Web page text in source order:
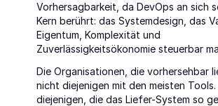
Vorhersagbarkeit, da DevOps an sich
Kern berührt: das Systemdesign, das
Eigentum, Komplexität und
Zuverlässigkeitsökonomie steuerbar
Die Organisationen, die vorhersehbar
nicht diejenigen mit den meisten Tools.
diejenigen, die das Liefer-System so